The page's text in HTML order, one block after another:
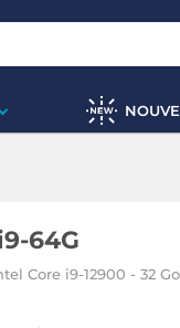
64G
Core i9-12900 - 32